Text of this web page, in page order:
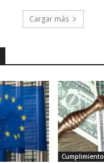
Cargar más
Cumplimiento